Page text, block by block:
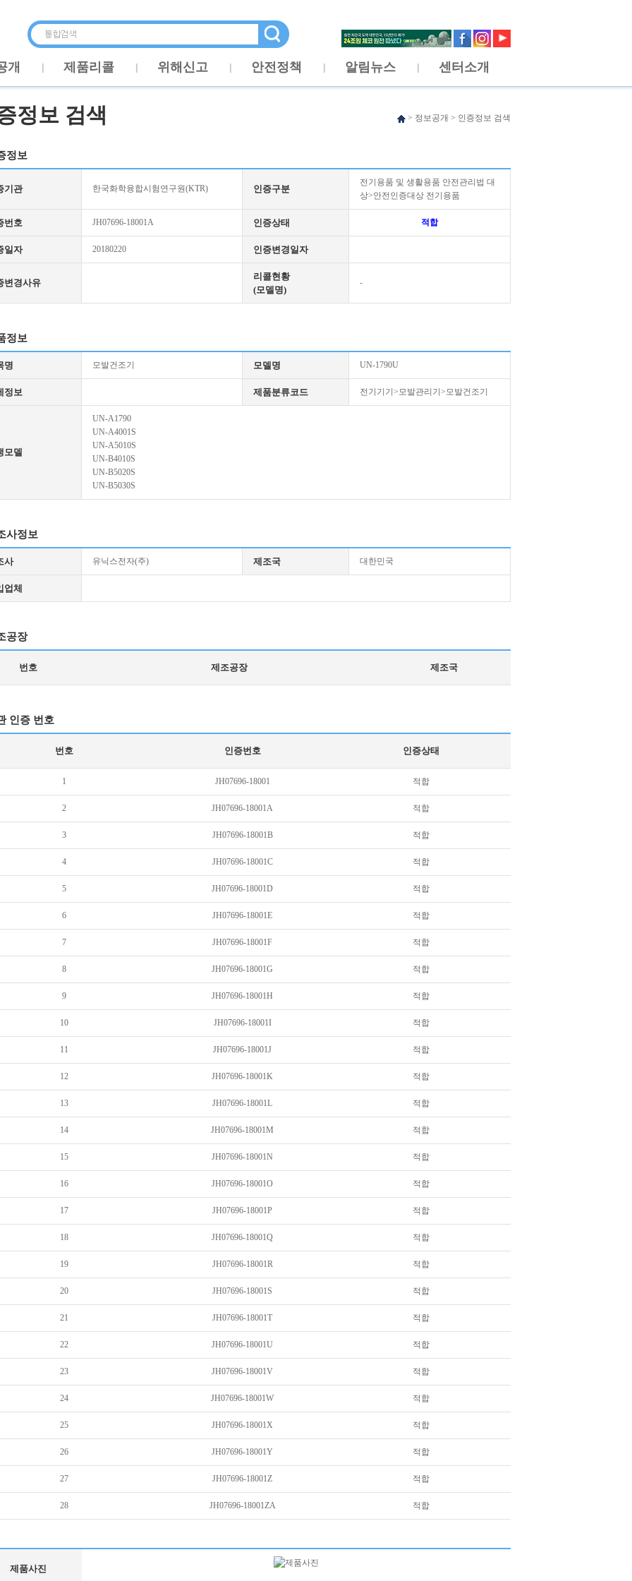
개 제품리콜 위해신고 안전정책 알림뉴스 센터소개
정보 검색 > 정보공개 > 인증정보 검색
정보
기관 한국화학융합시험연구원(KTR) 인증구분
전기용품 및 생활용품 안전관리법 대
상>안전인증대상 전기용품
번호 JH07696-18001A 인증상태 적합
일자 20180220 인증변경일자
변경사유
리콜현황
(모델명)
-
정보
명 모발건조기 모델명 UN-1790U
정보 제품분류코드 전기기기>모발관리기>모발건조기
모델
UN-A1790
UN-A4001S
UN-A5010S
UN-B4010S
UN-B5020S
UN-B5030S
사정보
사 유닉스전자(주) 제조국 대한민국
업체
공장
번호 제조공장 제조국
인증 번호
번호 인증번호 인증상태
1 JH07696-18001 적합
2 JH07696-18001A 적합
3 JH07696-18001B 적합
4 JH07696-18001C 적합
5 JH07696-18001D 적합
6 JH07696-18001E 적합
7 JH07696-18001F 적합
8 JH07696-18001G 적합
9 JH07696-18001H 적합
10 JH07696-18001I 적합
11 JH07696-18001J 적합
12 JH07696-18001K 적합
13 JH07696-18001L 적합
14 JH07696-18001M 적합
15 JH07696-18001N 적합
16 JH07696-18001O 적합
17 JH07696-18001P 적합
18 JH07696-18001Q 적합
19 JH07696-18001R 적합
20 JH07696-18001S 적합
21 JH07696-18001T 적합
22 JH07696-18001U 적합
23 JH07696-18001V 적합
24 JH07696-18001W 적합
25 JH07696-18001X 적합
26 JH07696-18001Y 적합
27 JH07696-18001Z 적합
28 JH07696-18001ZA 적합
제품사진